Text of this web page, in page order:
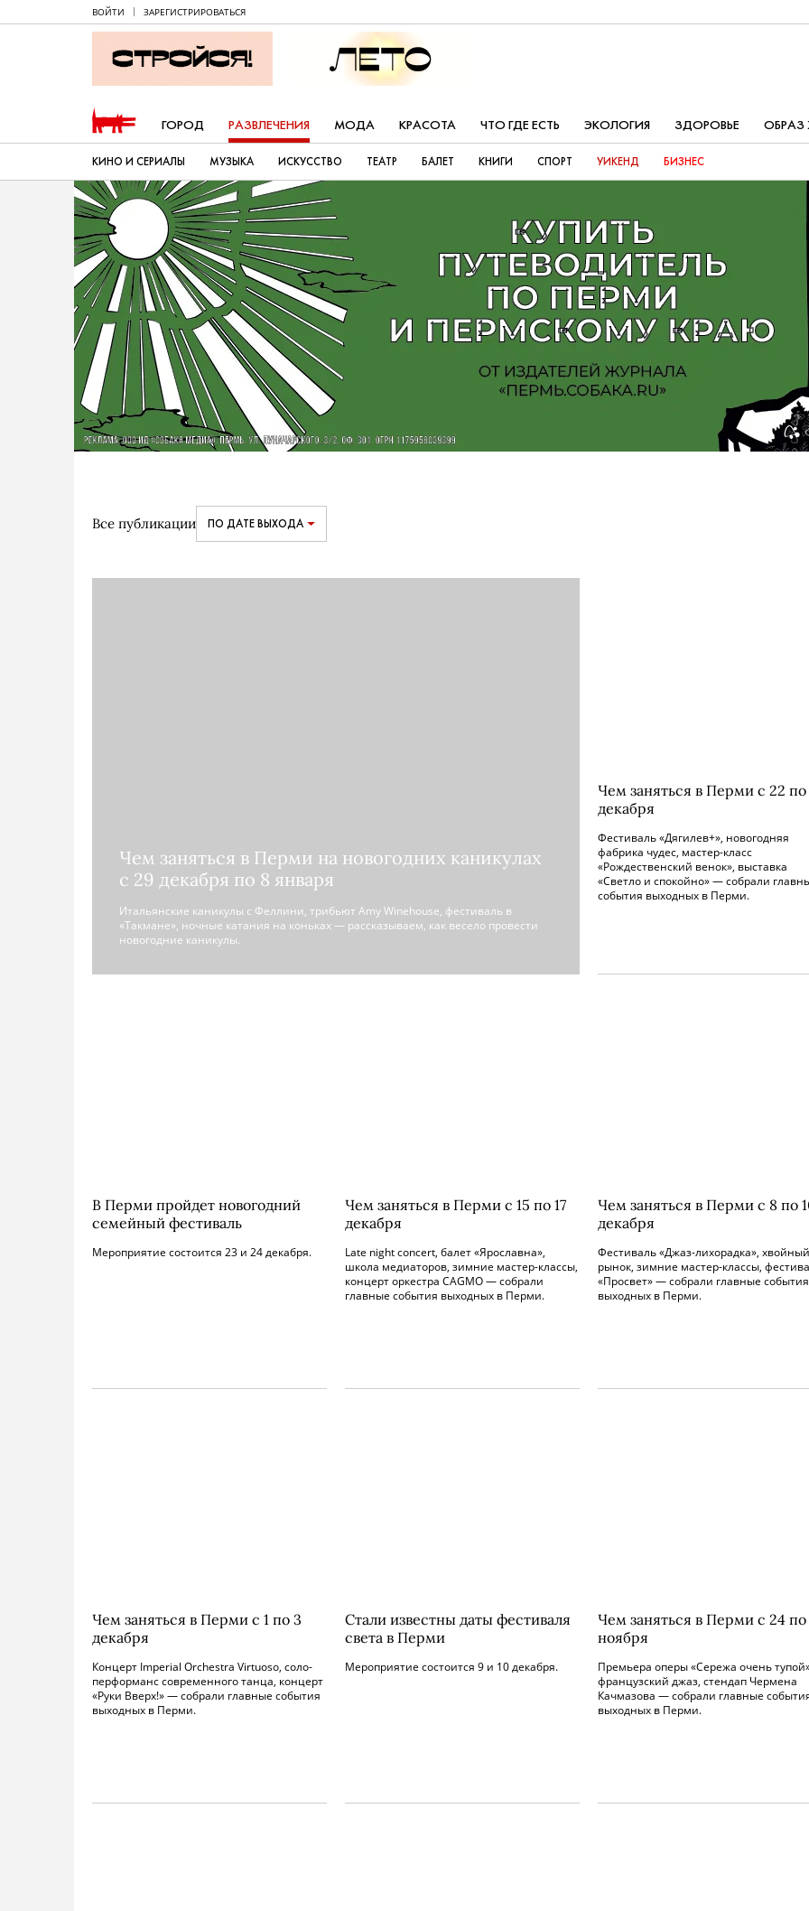
ВОЙТИ ЗАРЕГИСТРИРОВАТЬСЯ
ГОРОД РАЗВЛЕЧЕНИЯ МОДА КРАСОТА ЧТО ГДЕ ЕСТЬ ЭКОЛОГИЯ ЗДОРОВЬЕ
КИНО И СЕРИАЛЫ МУЗЫКА ИСКУССТВО ТЕАТР БАЛЕТ КНИГИ СПОРТ УИКЕНД БИЗНЕС
Все публикации ПО ДАТЕ ВЫХОДА
Чем заняться в Перми на новогодних каникулах
с 29 декабря по 8 января
Итальянские каникулы с Феллини, трибьют Amy Winehouse, фестиваль в
«Такмане», ночные катания на коньках — рассказываем, как весело провести
новогодние каникулы.
Чем заняться в Перми с 22 по
декабря
Фестиваль «Дягилев+», новогодняя
фабрика чудес, мастер-класс
«Рождественский венок», выставка
«Светло и спокойно» — собрали
события выходных в Перми.
В Перми пройдет новогодний
семейный фестиваль
Мероприятие состоится 23 и 24 декабря.
Чем заняться в Перми с 15 по 17
декабря
Late night concert, балет «Ярославна»,
школа медиаторов, зимние мастер-классы,
концерт оркестра CAGMO — собрали
главные события выходных в Перми.
Чем заняться в Перми с 8 по
декабря
Фестиваль «Джаз-лихорадка», хвойный
рынок, зимние мастер-классы,
«Просвет» — собрали главные события
выходных в Перми.
Чем заняться в Перми с 1 по 3
декабря
Концерт Imperial Orchestra Virtuoso, соло-
перформанс современного танца, концерт
«Руки Вверх!» — собрали главные события
выходных в Перми.
Стали известны даты фестиваля
света в Перми
Мероприятие состоится 9 и 10 декабря.
Чем заняться в Перми с 24 по
ноября
Премьера оперы «Сережа очень
французский джаз, стендап Чермена
Качмазова — собрали главные
выходных в Перми.